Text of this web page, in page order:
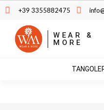
+39 3355882475
WEAR &
MORE